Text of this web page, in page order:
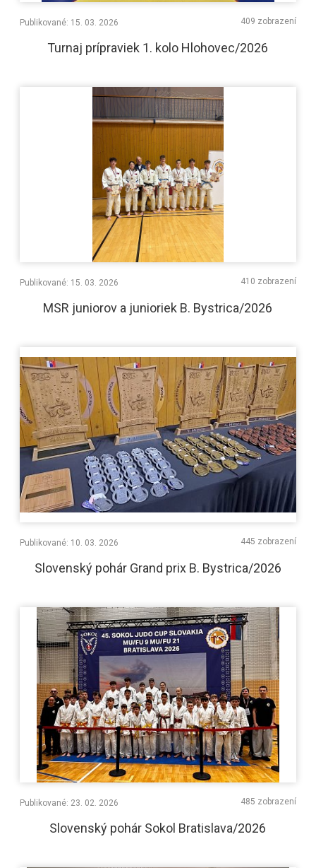
Publikované: 15. 03. 2026 409 zobrazení
Turnaj prípraviek 1. kolo Hlohovec/2026
Publikované: 15. 03. 2026 410 zobrazení
MSR juniorov a junioriek B. Bystrica/2026
Publikované: 10. 03. 2026 445 zobrazení
Slovenský pohár Grand prix B. Bystrica/2026
Publikované: 23. 02. 2026 485 zobrazení
Slovenský pohár Sokol Bratislava/2026